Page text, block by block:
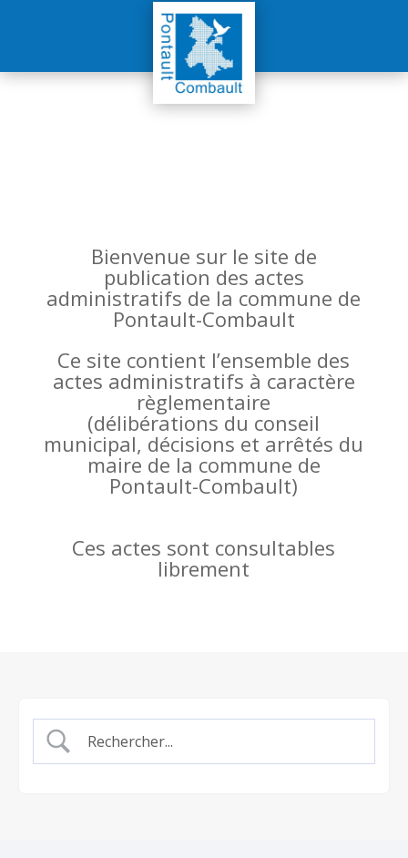
Bienvenue sur le site de
publication des actes
administratifs de la commune de
Pontault-Combault
Ce site contient l’ensemble des
actes administratifs à caractère
règlementaire
(délibérations du conseil
municipal, décisions et arrêtés du
maire de la commune de
Pontault-Combault)
Ces actes sont consultables
librement